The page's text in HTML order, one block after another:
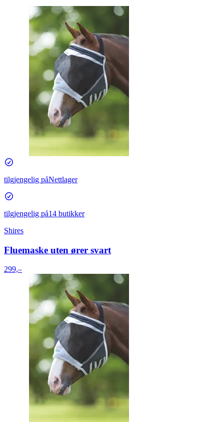
tilgjengelig påNettlager
tilgjengelig på14 butikker
Shires
Fluemaske uten ører svart
299,–